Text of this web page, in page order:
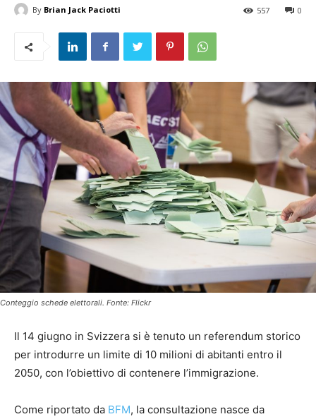
By Brian Jack Paciotti 0
557
Conteggio schede elettorali. Fonte: Flickr
Il 14 giugno in Svizzera si è tenuto un referendum storico
per introdurre un limite di 10 milioni di abitanti entro il
2050, con l’obiettivo di contenere l’immigrazione.
Come riportato da BFM, la consultazione nasce da